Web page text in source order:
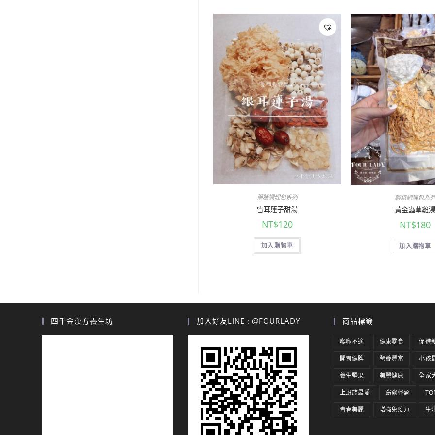
藥膳調理包系列
雪耳蓮子甜湯
NT$120
加入購物車
藥膳調理包系
黃金蟲草雞
NT$180
加入購物車
四千金漢方養生坊 加入好友LINE : @FOURLADY 商品標籤
喉嚨不適 健康零食 促進
開胃健脾 營養豐富 小孩
養生堅果 美麗健康 全家
上班族最愛 窈窕輕盈
青春美麗 增強免疫力 生